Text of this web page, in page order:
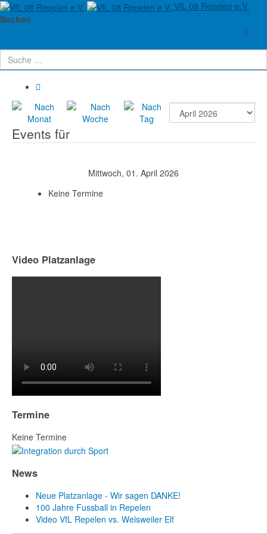
VfL 08 Repelen e.V.
Suchen
Aktuelle Seite:
Terminkalender
Events für
Mittwoch, 01. April 2026
Keine Termine
Video Platzanlage
Termine
Keine Termine
News
Neue Platzanlage - Wir sagen DANKE!
100 Jahre Fussball in Repelen
Video VfL Repelen vs. Weisweiler Elf